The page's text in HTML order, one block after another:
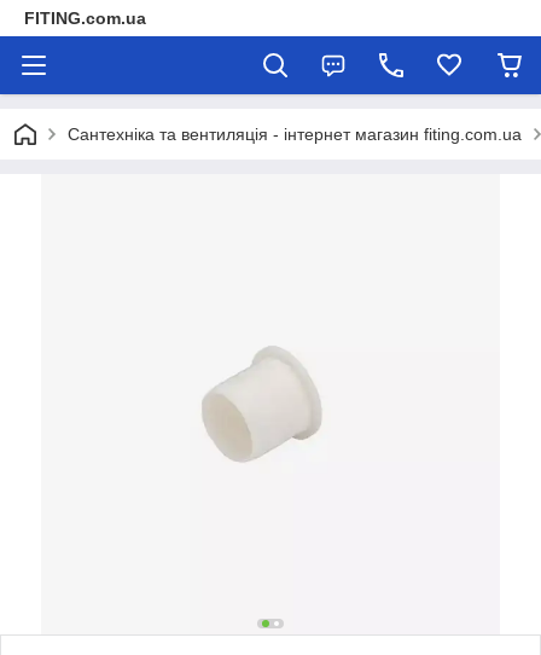
FITING.com.ua
Сантехніка та вентиляція - інтернет магазин fiting.com.ua